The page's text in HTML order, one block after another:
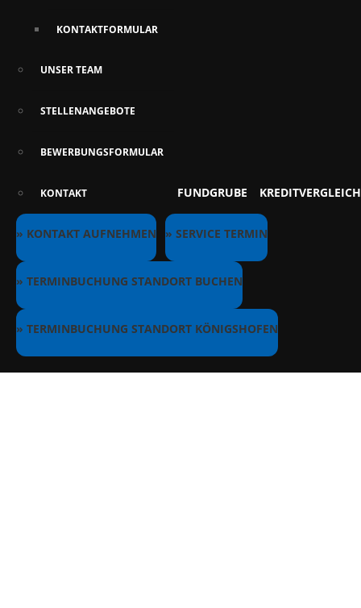
KONTAKTFORMULAR
UNSER TEAM
STELLENANGEBOTE
BEWERBUNGSFORMULAR
KONTAKT FUNDGRUBE KREDITVERGLEICH
» KONTAKT AUFNEHMEN » SERVICE TERMIN
» TERMINBUCHUNG STANDORT BUCHEN
» TERMINBUCHUNG STANDORT KÖNIGSHOFEN